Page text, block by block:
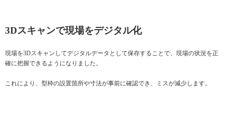
3Dスキャンで現場をデジタル化
現場を3Dスキャンしてデジタルデータとして保存することで、現場の状況を正
確に把握できるようになりました。
これにより、型枠の設置箇所や寸法が事前に確認でき、ミスが減少します。